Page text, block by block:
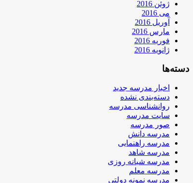
ژوئن 2016
می 2016
آوریل 2016
مارس 2016
فوریه 2016
ژانویه 2016
دسته‌ها
اخبار مدرسه جدید
دسته‌بندی نشده
روانشناسی مدرسه
سایت مدرسه
صور مدرسه
مدرسه دانش
مدرسه راهنمایی
مدرسه شاهد
مدرسه شبانه روزی
مدرسه معلم
مدرسه نمونه دولتی